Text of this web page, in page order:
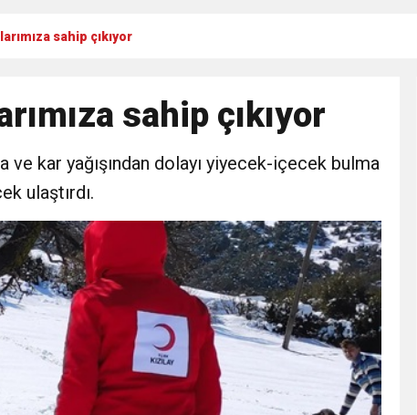
CUMHURİYET BAYRAMI MESAJI
DUYURUSU
EMRAH KARAÇAY’A SEVGİ SELİ
GÖNÜLLERE DOKUNAN ZİYARET
sahip çıkıyor
sahip çıkıyor
ve kar yağışından dolayı yiyecek-içecek bulma
ulaştırdı.